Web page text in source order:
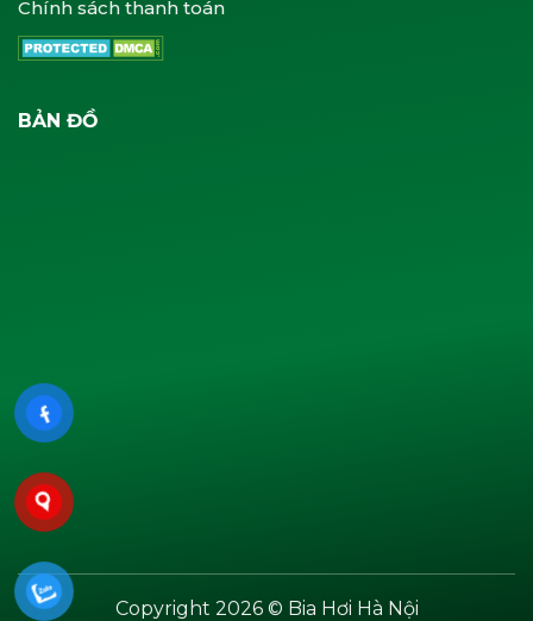
Chính sách thanh toán
BẢN ĐỒ
Copyright 2026 © Bia Hơi Hà Nội